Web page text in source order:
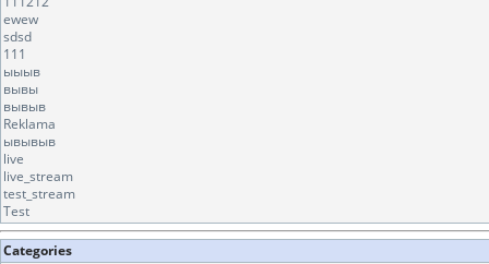
ewew
sdsd
111
ыыыв
вывы
вывыв
Reklama
ывывыв
live
live_stream
test_stream
Test
Categories